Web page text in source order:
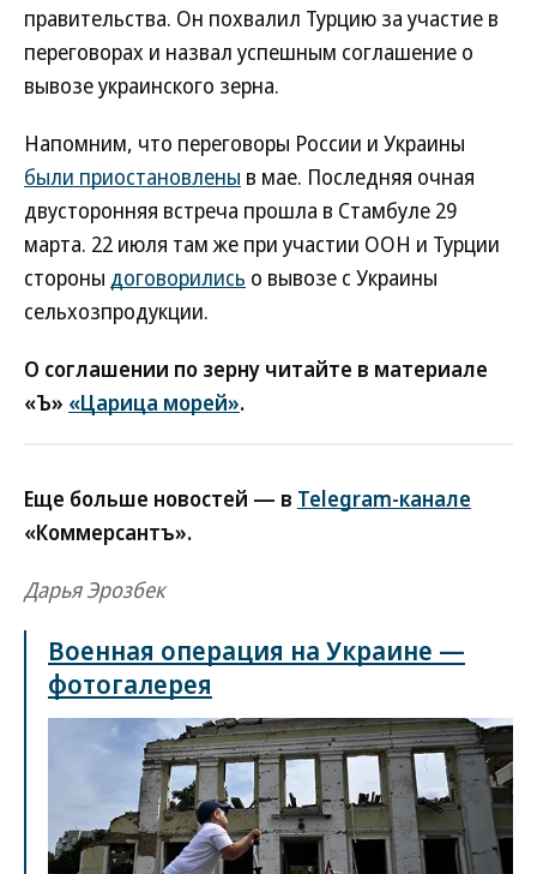
правительства. Он похвалил Турцию за участие в
переговорах и назвал успешным соглашение о
вывозе украинского зерна.
Напомним, что переговоры России и Украины
были приостановлены в мае. Последняя очная
двусторонняя встреча прошла в Стамбуле 29
марта. 22 июля там же при участии ООН и Турции
стороны договорились о вывозе с Украины
сельхозпродукции.
О соглашении по зерну читайте в материале
«Ъ» «Царица морей».
Еще больше новостей — в Telegram-канале
«Коммерсантъ».
Дарья Эрозбек
Военная операция на Украине —
фотогалерея